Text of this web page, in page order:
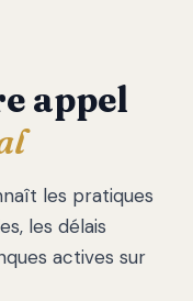
appel
les pratiques
les délais
actives sur